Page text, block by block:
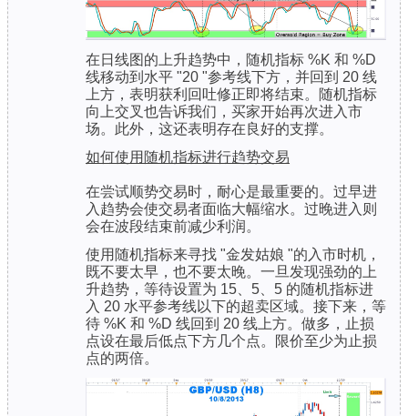
在日线图的上升趋势中，随机指标 %K 和 %D
线移动到水平 "20 "参考线下方，并回到 20 线
上方，表明获利回吐修正即将结束。随机指标
向上交叉也告诉我们，买家开始再次进入市
场。此外，这还表明存在良好的支撑。
如何使用随机指标进行趋势交易
在尝试顺势交易时，耐心是最重要的。过早进
入趋势会使交易者面临大幅缩水。过晚进入则
会在波段结束前减少利润。
使用随机指标来寻找 "金发姑娘 "的入市时机，
既不要太早，也不要太晚。一旦发现强劲的上
升趋势，等待设置为 15、5、5 的随机指标进
入 20 水平参考线以下的超卖区域。接下来，等
待 %K 和 %D 线回到 20 线上方。做多，止损
点设在最后低点下方几个点。限价至少为止损
点的两倍。